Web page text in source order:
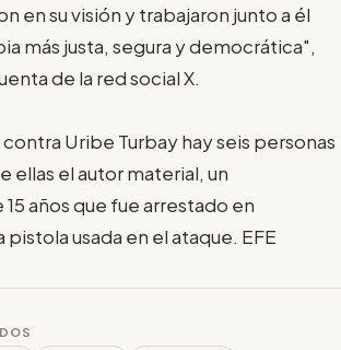
en su visión y trabajaron junto a él
más justa, segura y democrática",
de la red social X.
Uribe Turbay hay seis personas
ellas el autor material, un
años que fue arrestado en
pistola usada en el ataque. EFE